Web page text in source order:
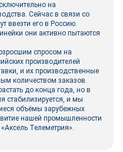
на
Сейчас в связи со
ввезти его в Россию.
они активно пытаются
спросом на
производителей
и их производственные
количеством заказов.
до конца года, но в
стабилизируется, и мы
объёмы зарубежных
нашей промышленности
Телеметрия».